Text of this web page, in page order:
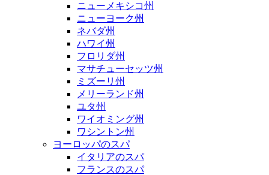
ニューメキシコ州
ニューヨーク州
ネバダ州
ハワイ州
フロリダ州
マサチューセッツ州
ミズーリ州
メリーランド州
ユタ州
ワイオミング州
ワシントン州
ヨーロッパのスパ
イタリアのスパ
フランスのスパ